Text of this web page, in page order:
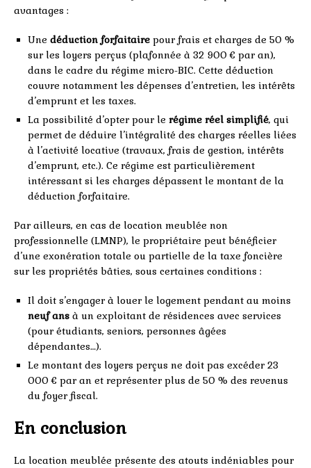
avantages :
Une déduction forfaitaire pour frais et charges de 50 %
sur les loyers perçus (plafonnée à 32 900 € par an),
dans le cadre du régime micro-BIC. Cette déduction
couvre notamment les dépenses d’entretien, les intérêts
d’emprunt et les taxes.
La possibilité d’opter pour le régime réel simplifié, qui
permet de déduire l’intégralité des charges réelles liées
à l’activité locative (travaux, frais de gestion, intérêts
d’emprunt, etc.). Ce régime est particulièrement
intéressant si les charges dépassent le montant de la
déduction forfaitaire.
Par ailleurs, en cas de location meublée non
professionnelle (LMNP), le propriétaire peut bénéficier
d’une exonération totale ou partielle de la taxe foncière
sur les propriétés bâties, sous certaines conditions :
Il doit s’engager à louer le logement pendant au moins
neuf ans à un exploitant de résidences avec services
(pour étudiants, seniors, personnes âgées
dépendantes…).
Le montant des loyers perçus ne doit pas excéder 23
000 € par an et représenter plus de 50 % des revenus
du foyer fiscal.
En conclusion
La location meublée présente des atouts indéniables pour